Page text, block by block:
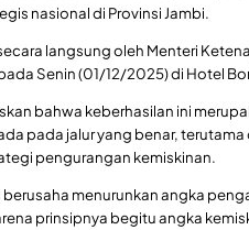
nasional di Provinsi Jambi.
langsung oleh Menteri
Senin (01/12/2025) di Hotel
bahwa keberhasilan ini
pada jalur yang benar,
pengurangan kemiskinan.
berusaha menurunkan angka
prinsipnya begitu angka